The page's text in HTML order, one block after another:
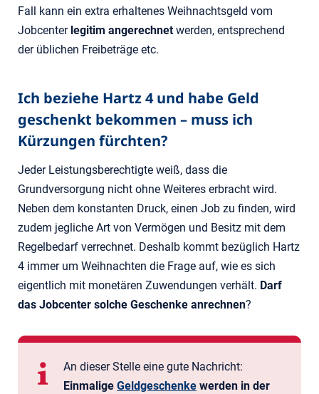
Fall kann ein extra erhaltenes Weihnachtsgeld vom
Jobcenter legitim angerechnetwerden, entsprechend
der üblichen Freibeträge etc.
Ich beziehe Hartz 4 und habe Geld
geschenkt bekommen – muss ich
Kürzungen fürchten?
Jeder Leistungsberechtigte weiß, dass die
Grundversorgung nicht ohne Weiteres erbracht wird.
Neben dem konstanten Druck, einen Job zu finden, wird
zudem jegliche Art von Vermögen und Besitz mit dem
Regelbedarf verrechnet. Deshalb kommt bezüglich Hartz
4 immer um Weihnachten die Frage auf, wie es sich
eigentlich mit monetären Zuwendungen verhält. Darf
das Jobcenter solche Geschenke anrechnen?
An dieser Stelle eine gute Nachricht:
Einmalige Geldgeschenke werden in der